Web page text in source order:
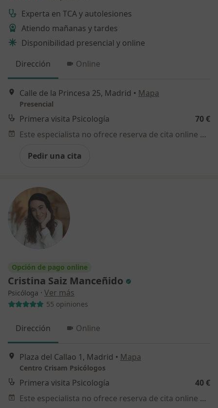
Experta en TCA y autolesiones
Atiendo mañanas y tardes
Disponibilidad presencial y online
Dirección
Online
Calle de la Princesa 25, Madrid • Mapa
Presencial
Primera visita Psicología
70 €
Este especialista no ofrece reserva de cita online en esta dirección.
Pedir una cita
Opción de pago online
Cristina Saiz Manceñido
Psicóloga · Ver más
55 opiniones
Dirección Online
Plaza del Callao 1, Madrid • Mapa
Centro Crisam Psicólogos
Primera visita Psicología
40 €
Este especialista no ofrece reserva de cita online en esta dirección.